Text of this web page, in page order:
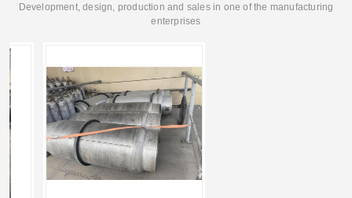
Development, design, production and sales in one of the manufacturing
enterprises